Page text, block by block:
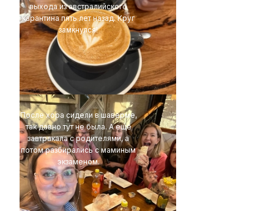
выхода из австралийского
карантина пять лет назад. Круг
замкнулся!
4Eki
После хора сидели в шаверме,
так давно тут не была. А ещё
завтракала с родителями, а
потом разбирались с маминым
экзаменом.